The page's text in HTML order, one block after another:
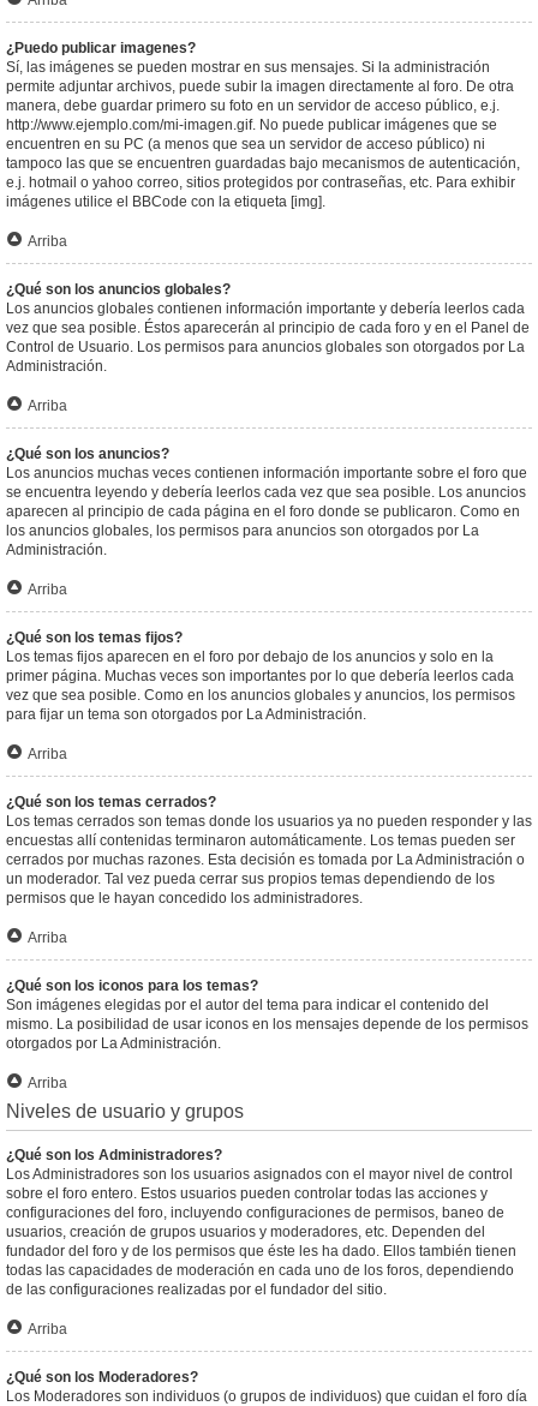
¿Puedo publicar imagenes?
Sí, las imágenes se pueden mostrar en sus mensajes. Si la administración
permite adjuntar archivos, puede subir la imagen directamente al foro. De otra
manera, debe guardar primero su foto en un servidor de acceso público, e.j.
http://www.ejemplo.com/mi-imagen.gif. No puede publicar imágenes que se
encuentren en su PC (a menos que sea un servidor de acceso público) ni
tampoco las que se encuentren guardadas bajo mecanismos de autenticación,
e.j. hotmail o yahoo correo, sitios protegidos por contraseñas, etc. Para exhibir
imágenes utilice el BBCode con la etiqueta [img].
Arriba
¿Qué son los anuncios globales?
Los anuncios globales contienen información importante y debería leerlos cada
vez que sea posible. Éstos aparecerán al principio de cada foro y en el Panel de
Control de Usuario. Los permisos para anuncios globales son otorgados por La
Administración.
Arriba
¿Qué son los anuncios?
Los anuncios muchas veces contienen información importante sobre el foro que
se encuentra leyendo y debería leerlos cada vez que sea posible. Los anuncios
aparecen al principio de cada página en el foro donde se publicaron. Como en
los anuncios globales, los permisos para anuncios son otorgados por La
Administración.
Arriba
¿Qué son los temas fijos?
Los temas fijos aparecen en el foro por debajo de los anuncios y solo en la
primer página. Muchas veces son importantes por lo que debería leerlos cada
vez que sea posible. Como en los anuncios globales y anuncios, los permisos
para fijar un tema son otorgados por La Administración.
Arriba
¿Qué son los temas cerrados?
Los temas cerrados son temas donde los usuarios ya no pueden responder y las
encuestas allí contenidas terminaron automáticamente. Los temas pueden ser
cerrados por muchas razones. Esta decisión es tomada por La Administración o
un moderador. Tal vez pueda cerrar sus propios temas dependiendo de los
permisos que le hayan concedido los administradores.
Arriba
¿Qué son los iconos para los temas?
Son imágenes elegidas por el autor del tema para indicar el contenido del
mismo. La posibilidad de usar iconos en los mensajes depende de los permisos
otorgados por La Administración.
Arriba
Niveles de usuario y grupos
¿Qué son los Administradores?
Los Administradores son los usuarios asignados con el mayor nivel de control
sobre el foro entero. Estos usuarios pueden controlar todas las acciones y
configuraciones del foro, incluyendo configuraciones de permisos, baneo de
usuarios, creación de grupos usuarios y moderadores, etc. Dependen del
fundador del foro y de los permisos que éste les ha dado. Ellos también tienen
todas las capacidades de moderación en cada uno de los foros, dependiendo
de las configuraciones realizadas por el fundador del sitio.
Arriba
¿Qué son los Moderadores?
Los Moderadores son individuos (o grupos de individuos) que cuidan el foro día